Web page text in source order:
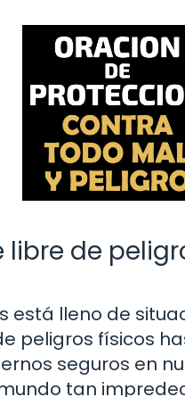
libre de
está lleno de
peligros físicos
seguros en
tan